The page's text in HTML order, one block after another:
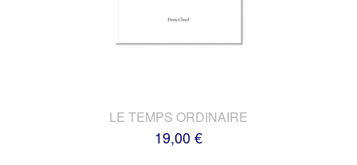
LE TEMPS ORDINAIRE
19,00 €